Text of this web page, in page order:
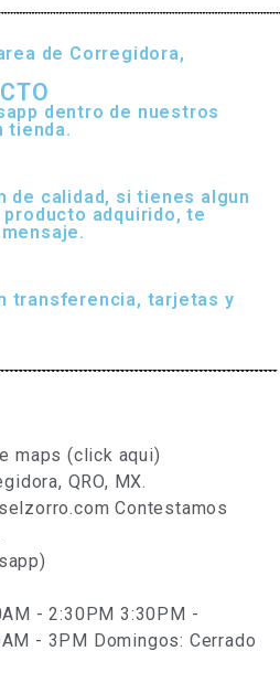
de Corregidora,
dentro de nuestros
tienda.
de calidad, si tienes algun
adquirido, te
transferencia, tarjetas y
maps (click aqui)
QRO, MX.
Contestamos
- 2:30PM 3:30PM -
- 3PM Domingos: Cerrado